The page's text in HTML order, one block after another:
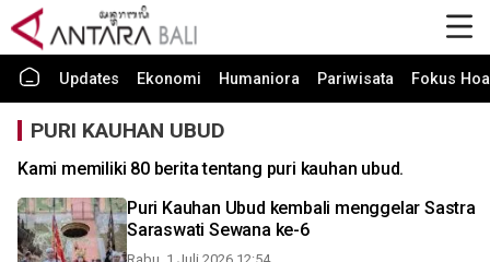
Updates Ekonomi Humaniora Pariwisata Fokus
PURI KAUHAN UBUD
Kami memiliki 80 berita tentang puri kauhan ubud.
Puri Kauhan Ubud kembali menggelar Sastra
Saraswati Sewana ke-6